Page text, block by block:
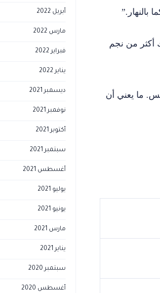
أكثر من نجم
تتعدى كتلته 150 ضعف كتلة الشمس. ما يعني أن
أبريل 2022
مارس 2022
فبراير 2022
يناير 2022
ديسمبر 2021
نوفمبر 2021
أكتوبر 2021
سبتمبر 2021
أغسطس 2021
يوليو 2021
يونيو 2021
مارس 2021
يناير 2021
سبتمبر 2020
أغسطس 2020